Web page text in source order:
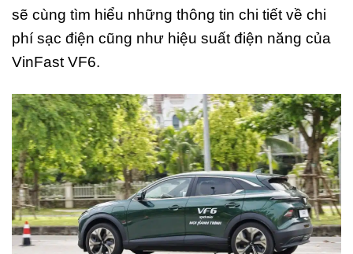
sẽ cùng tìm hiểu những thông tin chi tiết về chi
phí sạc điện cũng như hiệu suất điện năng của
VinFast VF6.